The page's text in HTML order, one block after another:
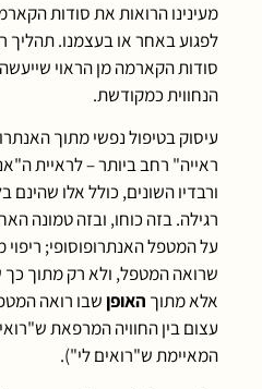
מעינינו הרואות את סודות
לפגוע באחר או בעצמנו. תהליך
סודות הקארמה מן הראוי
הנחווית כמקודשת.
עיסוק בטיפול נפשי מתוך
ראייה" רחב ביותר – לראיית
ורבדיו השונים, כולל אלו שהינם
רגילה. בזה כוחו, ובזה טמונה
על המטפל האנתרופוסופי;
שרואה המטפל, ולא רק מתוך כך
אלא מתוך האופןשבו רואה
עצום בין החוויה המרפאת
המאיימת ש"רואים לי").